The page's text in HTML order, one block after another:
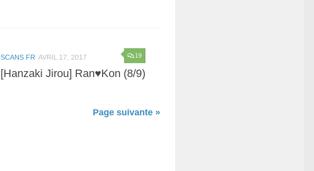
19
SCANS FR AVRIL 17, 2017
[Hanzaki Jirou] Ran♥Kon (8/9)
Page suivante »